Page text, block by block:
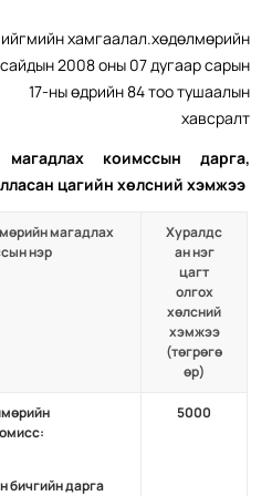
хамгаалал.хөдөлмөрийн
сайдын 2008 оны 07 дугаар сарын
17-ны өдрийн 84 тоо тушаалын
хавсралт
коимссын дарга,
цагийн хөлсний хэмжээ
магадлах
нэр
Хуралдс
ан нэг
цагт
олгох
хөлсний
хэмжээ
(төгрөгө
өр)
бичгийн дарга
5000